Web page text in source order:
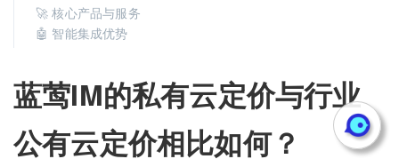
蓝莺IM的私有云定价与行业
公有云定价相比如何？
🚀 核心产品与服务
🤖 智能集成优势